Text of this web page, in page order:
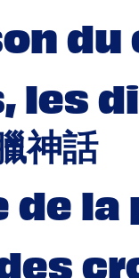
du
les
神話
la